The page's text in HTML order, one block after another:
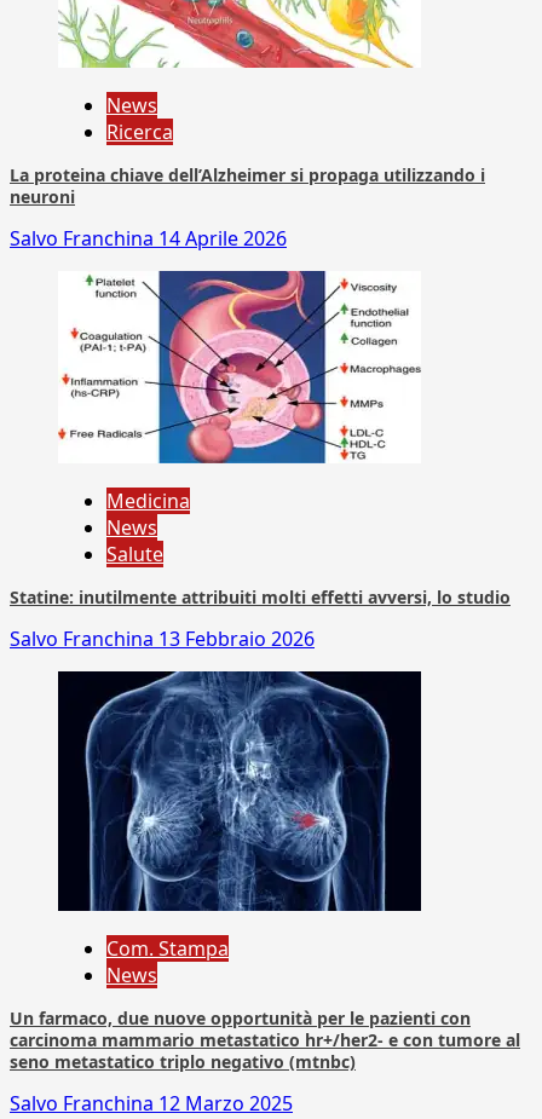
News
Ricerca
La proteina chiave dell’Alzheimer si propaga utilizzando i
neuroni
Salvo Franchina 14 Aprile 2026
Medicina
News
Salute
Statine: inutilmente attribuiti molti effetti avversi, lo studio
Salvo Franchina 13 Febbraio 2026
Com. Stampa
News
Un farmaco, due nuove opportunità per le pazienti con
carcinoma mammario metastatico hr+/her2- e con tumore al
seno metastatico triplo negativo (mtnbc)
Salvo Franchina 12 Marzo 2025